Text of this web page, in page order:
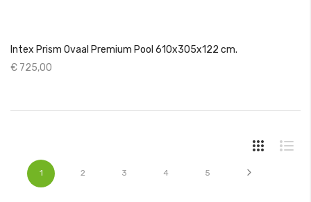
Intex Prism Ovaal Premium Pool 610x305x122 cm.
€ 725,00
Pagina
U lees momenteel pagina
1 Pagina
2 Pagina
3 Pagina
4 Pagina
5